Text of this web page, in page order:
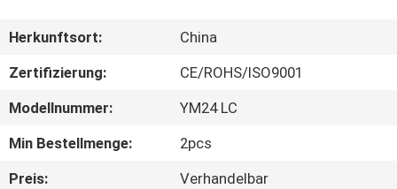
FABRIK-
QUALITÄTSKONTROLLE
Herkunftsort:
China
Zertifizierung:
CE/ROHS/ISO9001
Modellnummer:
YM24 LC
Min Bestellmenge:
2pcs
Preis:
Verhandelbar